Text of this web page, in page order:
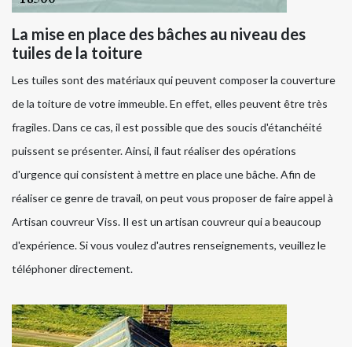
La mise en place des bâches au niveau des
tuiles de la toiture
Les tuiles sont des matériaux qui peuvent composer la couverture
de la toiture de votre immeuble. En effet, elles peuvent être très
fragiles. Dans ce cas, il est possible que des soucis d'étanchéité
puissent se présenter. Ainsi, il faut réaliser des opérations
d'urgence qui consistent à mettre en place une bâche. Afin de
réaliser ce genre de travail, on peut vous proposer de faire appel à
Artisan couvreur Viss. Il est un artisan couvreur qui a beaucoup
d'expérience. Si vous voulez d'autres renseignements, veuillez le
téléphoner directement.